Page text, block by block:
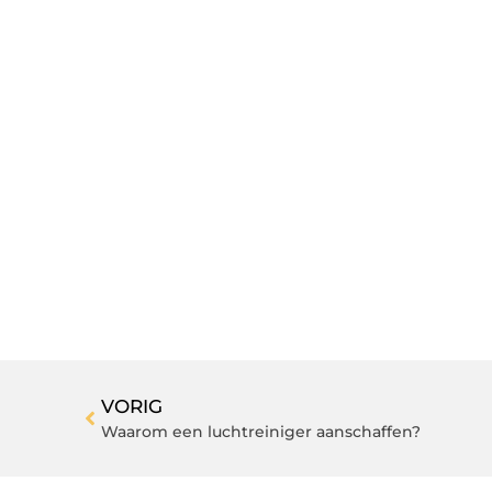
VORIG
Waarom een luchtreiniger aanschaffen?